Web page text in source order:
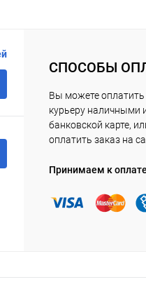
СПОСОБЫ
Вы можете оплатить
курьеру наличными
банковской карте,
оплатить заказ на
Принимаем к